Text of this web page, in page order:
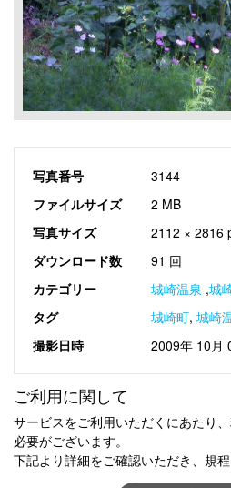
写真番号
3144
ファイルサイズ
2 MB
写真サイズ
2112 × 2816
ダウンロード数
91 回
カテゴリー
城崎温泉 ,城
タグ
城崎町, 城崎
撮影日時
2009年 10月
ご利用に関して
サービスをご利用いただくにあたり
必要がございます。
下記より詳細をご確認いただき、規